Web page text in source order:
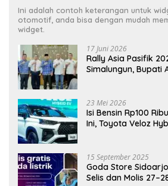
Ini adalah contoh keterangan untuk
otomotif, anda bisa dengan mudah
widget.
17 Juni 2026
Rally Asia Pasifik
Simalungun, Bupati
23 Mei 2026
Isi Bensin Rp100
Ini, Toyota Veloz
15 September 2025
Goda Store
Selis dan Molis